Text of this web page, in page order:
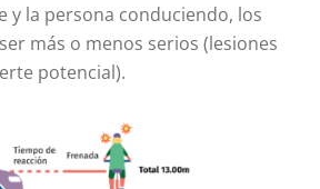
y la persona conduciendo, los
más o menos serios (lesiones
potencial).